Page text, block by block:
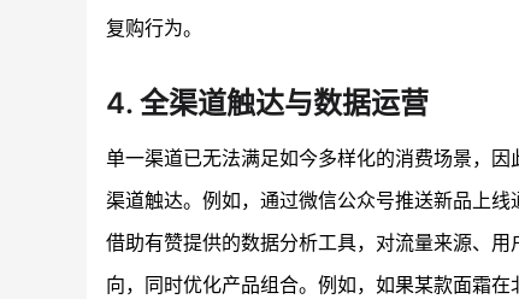
复购行为。
4. 全渠道触达与数据运营
单一渠道已无法满足如今多样化的消费场景，
渠道触达。例如，通过微信公众号推送新品上
借助有赞提供的数据分析工具，对流量来源、
向，同时优化产品组合。例如，如果某款面霜